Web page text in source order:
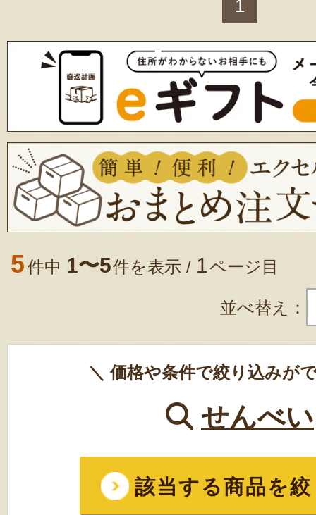
1
5件中 1〜5件を表示 / 1ページ目
並べ替え：
＼ 価格や条件で絞り込みが
せんべい
該当する商品を